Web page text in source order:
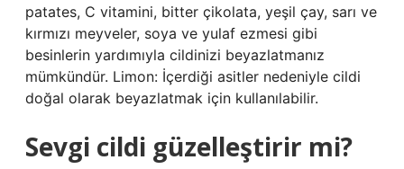
patates, C vitamini, bitter çikolata, yeşil çay, sarı ve
kırmızı meyveler, soya ve yulaf ezmesi gibi
besinlerin yardımıyla cildinizi beyazlatmanız
mümkündür. Limon: İçerdiği asitler nedeniyle cildi
doğal olarak beyazlatmak için kullanılabilir.
Sevgi cildi güzelleştirir mi?